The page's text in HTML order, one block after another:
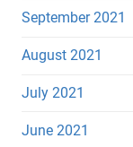
September 2021
August 2021
July 2021
June 2021